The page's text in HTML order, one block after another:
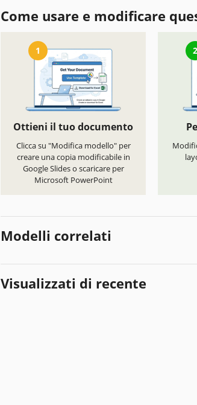
Come usare e modificare
1
Ottieni il tuo documento
Clicca su "Modifica modello" per
creare una copia modificabile in
Google Slides o scaricare per
Microsoft PowerPoint
2
Modelli correlati
Visualizzati di recente